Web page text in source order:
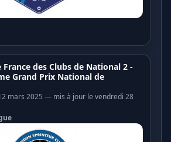
France des Clubs de National 2 -
Grand Prix National de
mars 2025 — mis à jour le vendredi 28